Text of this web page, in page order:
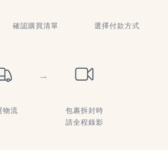
確認購買清單 選擇付款方式
物流
→
包裹拆封時
請全程錄影